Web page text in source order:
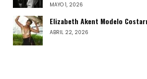
MAYO 1, 2026
Elizabeth Akent Modelo
ABRIL 22, 2026